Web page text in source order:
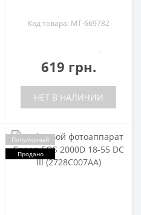
Код товара: MT-669782
619 грн.
НЕТ В НАЛИЧИИ
Популярный
Продано